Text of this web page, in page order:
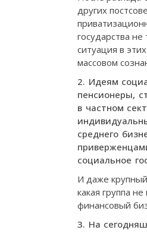
других
государства
ситуация в
массовом
2. Идеям
пенсионеры,
в частном
среднего
социальное
И даже
какая группа
финансовый
3. На